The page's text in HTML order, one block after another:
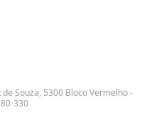
Souza, 5300 Bloco Vermelho -
330